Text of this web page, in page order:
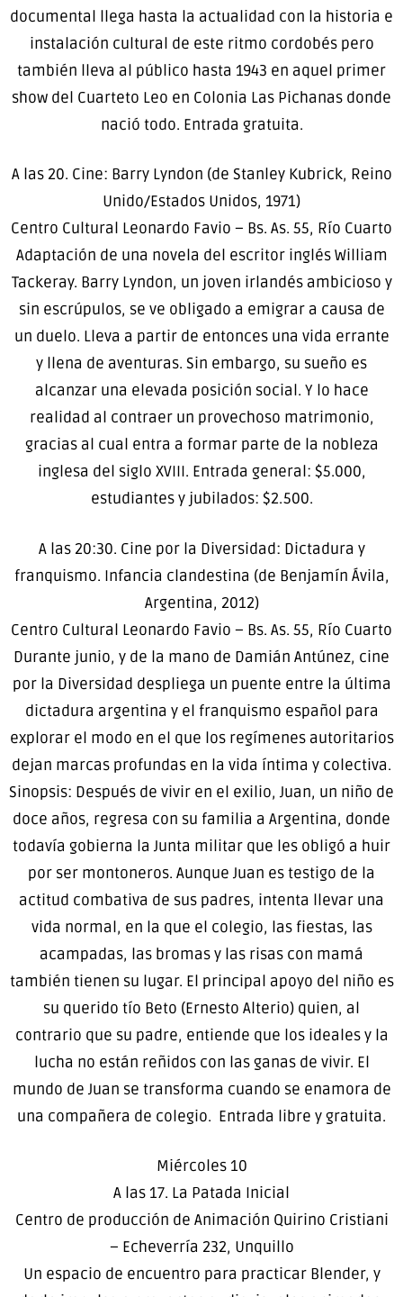
documental llega hasta la actualidad con la historia e
instalación cultural de este ritmo cordobés pero
también lleva al público hasta 1943 en aquel primer
show del Cuarteto Leo en Colonia Las Pichanas donde
nació todo. Entrada gratuita.
A las 20. Cine: Barry Lyndon (de Stanley Kubrick, Reino
Unido/Estados Unidos, 1971)
Centro Cultural Leonardo Favio – Bs. As. 55, Río Cuarto
Adaptación de una novela del escritor inglés William
Tackeray. Barry Lyndon, un joven irlandés ambicioso y
sin escrúpulos, se ve obligado a emigrar a causa de
un duelo. Lleva a partir de entonces una vida errante
y llena de aventuras. Sin embargo, su sueño es
alcanzar una elevada posición social. Y lo hace
realidad al contraer un provechoso matrimonio,
gracias al cual entra a formar parte de la nobleza
inglesa del siglo XVIII. Entrada general: $5.000,
estudiantes y jubilados: $2.500.
A las 20:30. Cine por la Diversidad: Dictadura y
franquismo. Infancia clandestina (de Benjamín Ávila,
Argentina, 2012)
Centro Cultural Leonardo Favio – Bs. As. 55, Río Cuarto
Durante junio, y de la mano de Damián Antúnez, cine
por la Diversidad despliega un puente entre la última
dictadura argentina y el franquismo español para
explorar el modo en el que los regímenes autoritarios
dejan marcas profundas en la vida íntima y colectiva.
Sinopsis: Después de vivir en el exilio, Juan, un niño de
doce años, regresa con su familia a Argentina, donde
todavía gobierna la Junta militar que les obligó a huir
por ser montoneros. Aunque Juan es testigo de la
actitud combativa de sus padres, intenta llevar una
vida normal, en la que el colegio, las fiestas, las
acampadas, las bromas y las risas con mamá
también tienen su lugar. El principal apoyo del niño es
su querido tío Beto (Ernesto Alterio) quien, al
contrario que su padre, entiende que los ideales y la
lucha no están reñidos con las ganas de vivir. El
mundo de Juan se transforma cuando se enamora de
una compañera de colegio. Entrada libre y gratuita.
Miércoles 10
A las 17. La Patada Inicial
Centro de producción de Animación Quirino Cristiani
– Echeverría 232, Unquillo
Un espacio de encuentro para practicar Blender, y